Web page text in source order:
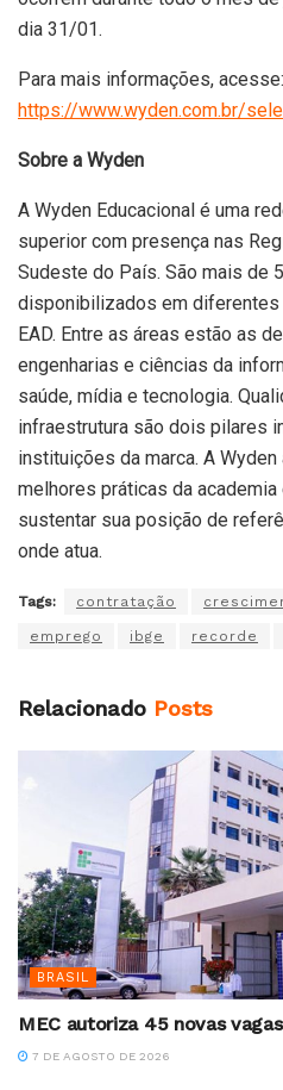
dia 31/01.
Para mais informações, acesse:
https://www.wyden.com.br/
Sobre a Wyden
A Wyden Educacional é uma
superior com presença nas
Sudeste do País. São mais de
disponibilizados em
EAD. Entre as áreas estão as
engenharias e ciências da
saúde, mídia e tecnologia.
infraestrutura são dois pilares
instituições da marca. A
melhores práticas da academia
sustentar sua posição de
onde atua.
Tags: contratação
emprego ibge recorde
Relacionado Posts
BRASIL
MEC autoriza 45 novas
7 DE AGOSTO DE 2026